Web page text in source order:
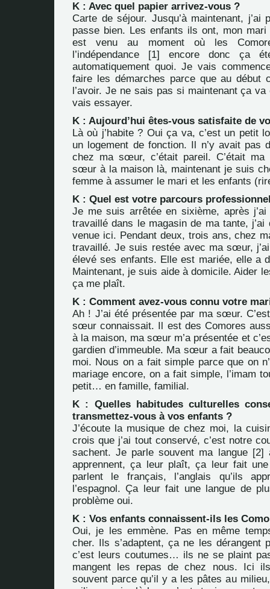
K : Avec quel papier arrivez-vous ?
Carte de séjour. Jusqu’à maintenant, j’ai
passe bien. Les enfants ils ont, mon
est venu au moment où les
l’indépendance [1] encore donc ça
automatiquement quoi. Je vais
faire les démarches parce que au début
l’avoir. Je ne sais pas si maintenant ça
vais essayer.
K : Aujourd’hui êtes-vous satisfaite de
Là où j’habite ? Oui ça va, c’est un petit
un logement de fonction. Il n’y avait pas
chez ma sœur, c’était pareil. C’était
sœur à la maison là, maintenant je suis
femme à assumer le mari et les enfants
K : Quel est votre parcours
Je me suis arrêtée en sixième, après j’ai
travaillé dans le magasin de ma tante,
venue ici. Pendant deux, trois ans, chez
travaillé. Je suis restée avec ma sœur,
élevé ses enfants. Elle est mariée, elle a
Maintenant, je suis aide à domicile. Aider
ça me plaît.
K : Comment avez-vous connu votre
Ah ! J’ai été présentée par ma sœur.
sœur connaissait. Il est des Comores
à la maison, ma sœur m’a présentée et
gardien d’immeuble. Ma sœur a fait
moi. Nous on a fait simple parce que on
mariage encore, on a fait simple, l’imam
petit… en famille, familial.
K : Quelles habitudes culturelles
transmettez-vous à vos enfants ?
J’écoute la musique de chez moi, la
crois que j’ai tout conservé, c’est notre
sachent. Je parle souvent ma langue[2]
apprennent, ça leur plaît, ça leur fait une
parlent le français, l’anglais qu’ils
l’espagnol. Ça leur fait une langue de
problème oui.
K : Vos enfants connaissent-ils les
Oui, je les emmène. Pas en même
cher. Ils s’adaptent, ça ne les dérangent
c’est leurs coutumes… ils ne se plaint
mangent les repas de chez nous. Ici
souvent parce qu’il y a les pâtes au